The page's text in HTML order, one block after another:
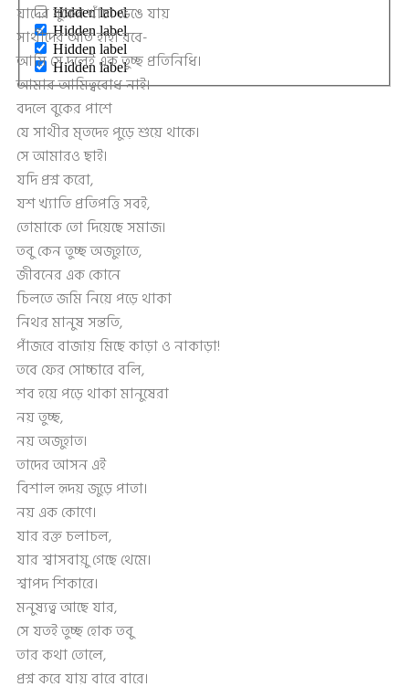
Hidden label
Hidden label
Hidden label
Hidden label
যাদের বুকের খাঁচা ভেঙে যায়
সাথীদের আর্ত হাহা রবে-
আমি সে দলেই এক তুচ্ছ প্রতিনিধি।
আমার আমিত্ববোধ নাই।
বদলে বুকের পাশে
যে সাথীর মৃতদেহ পুড়ে শুয়ে থাকে।
সে আমারও ছাই।
যদি প্রশ্ন করো,
যশ খ্যাতি প্রতিপত্তি সবই,
তোমাকে তো দিয়েছে সমাজ।
তবু কেন তুচ্ছ অজুহাতে,
জীবনের এক কোনে
চিলতে জমি নিয়ে পড়ে থাকা
নিথর মানুষ সন্ততি,
পাঁজরে বাজায় মিছে কাড়া ও নাকাড়া!
তবে ফের সোচ্চারে বলি,
শব হয়ে পড়ে থাকা মানুষেরা
নয় তুচ্ছ,
নয় অজুহাত।
তাদের আসন এই
বিশাল হৃদয় জুড়ে পাতা।
নয় এক কোণে।
যার রক্ত চলাচল,
যার শ্বাসবায়ু গেছে থেমে।
শ্বাপদ শিকারে।
মনুষ্যত্ব আছে যার,
সে যতই তুচ্ছ হোক তবু
তার কথা তোলে,
প্রশ্ন করে যায় বারে বারে।